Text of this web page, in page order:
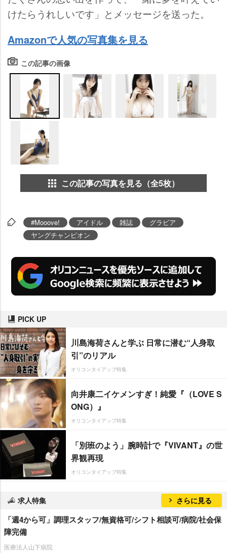
けたらうれしいです」とメッセージを送った。
Amazonで人気の写真集を見る
この記事の画像
この記事の写真を見る（全5枚）
#Mooove! アイドル 雑誌
グラビア
ヤングチャンピオン
PICK UP
川島海荷さんと学ぶ 日常に潜む“人身取
引”のリアル
オリコンタイアップ特集
向井康二イケメンすぎ！純愛『（LOVE S
ONG）』
オリコンタイアップ特集
「別班のよう」腕時計で『VIVANT』の世
界観再現
オリコンタイアップ特集
求人特集 さらに見る
「週4から可」調理スタッフ/無資格可/シフト相談可/病院/社会保
障完備
医療法人山下病院